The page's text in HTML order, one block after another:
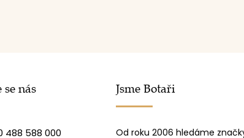
se nás
488 588 000
Jsme Botaři
Od roku 2006 hledáme